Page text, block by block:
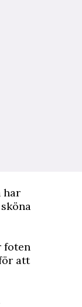
har
foten
att